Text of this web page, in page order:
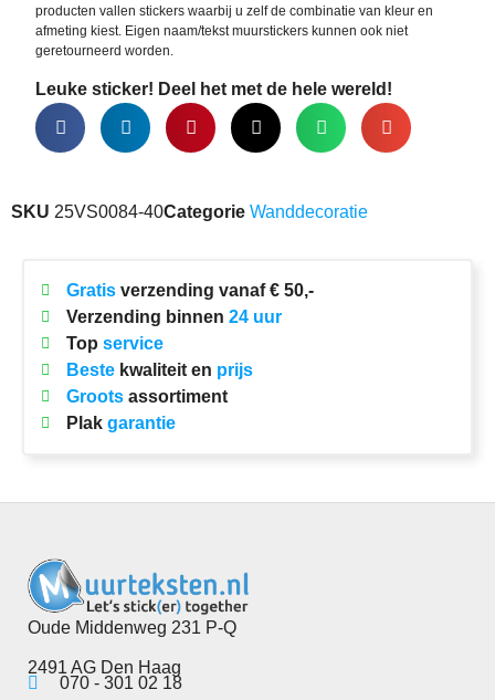
producten vallen stickers waarbij u zelf de combinatie van kleur en
afmeting kiest. Eigen naam/tekst muurstickers kunnen ook niet
geretourneerd worden.
Leuke sticker! Deel het met de hele wereld!
SKU 25VS0084-40Categorie Wanddecoratie
Gratisverzending vanaf € 50,-
Verzending binnen 24 uur
Top service
Bestekwaliteit en prijs
Grootsassortiment
Plak garantie
Oude Middenweg 231 P-Q
2491 AG Den Haag
070 - 301 02 18